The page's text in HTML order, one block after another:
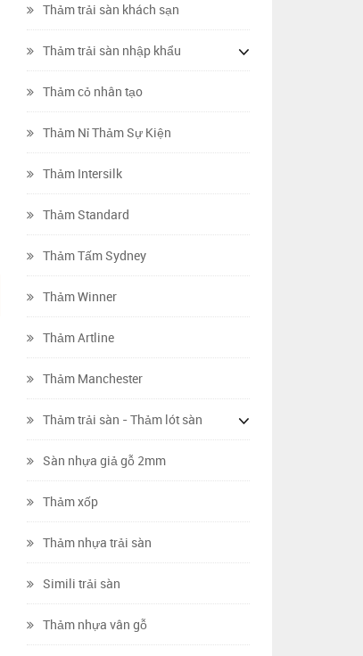
Thảm trải sàn khách sạn
Thảm trải sàn nhập khẩu
Thảm cỏ nhân tạo
Thảm Nỉ Thảm Sự Kiện
Thảm Intersilk
Thảm Standard
Thảm Tấm Sydney
Thảm Winner
Thảm Artline
Thảm Manchester
Thảm trải sàn - Thảm lót sàn
Sàn nhựa giả gỗ 2mm
Thảm xốp
Thảm nhựa trải sàn
Simili trải sàn
Thảm nhựa vân gỗ